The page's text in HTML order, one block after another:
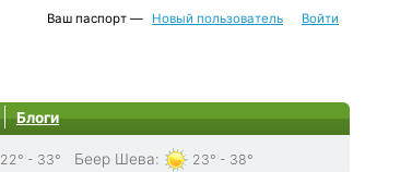
Ваш паспорт — Новый пользователь Войти
Блоги
22° - 33° Беер Шева: 23° - 38°